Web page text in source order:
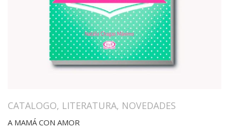
CATALOGO, LITERATURA, NOVEDADES
A MAMÁ CON AMOR